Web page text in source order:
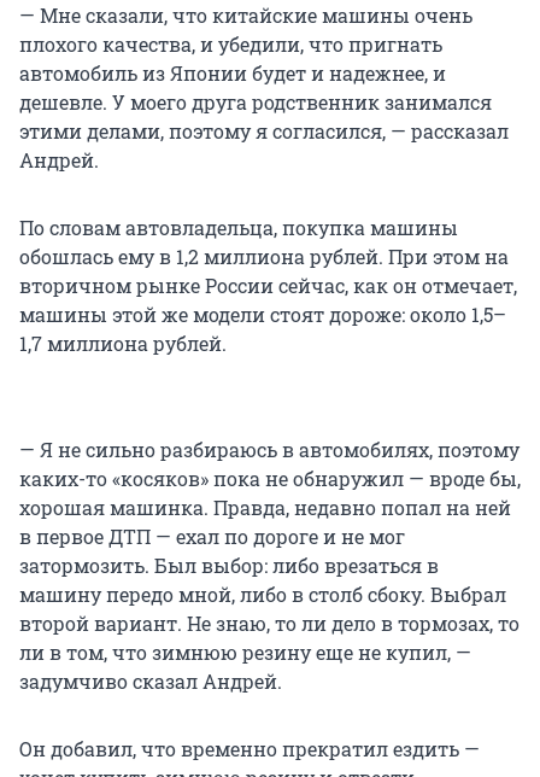
— Мне сказали, что китайские машины очень
плохого качества, и убедили, что пригнать
автомобиль из Японии будет и надежнее, и
дешевле. У моего друга родственник занимался
этими делами, поэтому я согласился, — рассказал
Андрей.
По словам автовладельца, покупка машины
обошлась ему в 1,2 миллиона рублей. При этом на
вторичном рынке России сейчас, как он отмечает,
машины этой же модели стоят дороже: около 1,5–
1,7 миллиона рублей.
— Я не сильно разбираюсь в автомобилях, поэтому
каких-то «косяков» пока не обнаружил — вроде бы,
хорошая машинка. Правда, недавно попал на ней
в первое ДТП — ехал по дороге и не мог
затормозить. Был выбор: либо врезаться в
машину передо мной, либо в столб сбоку. Выбрал
второй вариант. Не знаю, то ли дело в тормозах, то
ли в том, что зимнюю резину еще не купил, —
задумчиво сказал Андрей.
Он добавил, что временно прекратил ездить —